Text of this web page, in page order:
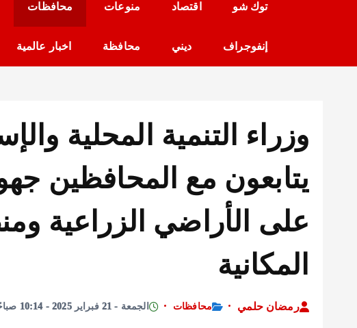
توك شو اقتصاد منوعات محافظات
إنفوجراف ديني محافظة اخبار عالمية
وزراء التنمية المحلية
يتابعون مع المحافظين
على الأراضي الزراعية
المكانية
رمضان حلمي محافظات الجمعة - 21 فبراير 2025 - 10:14 صباحًا